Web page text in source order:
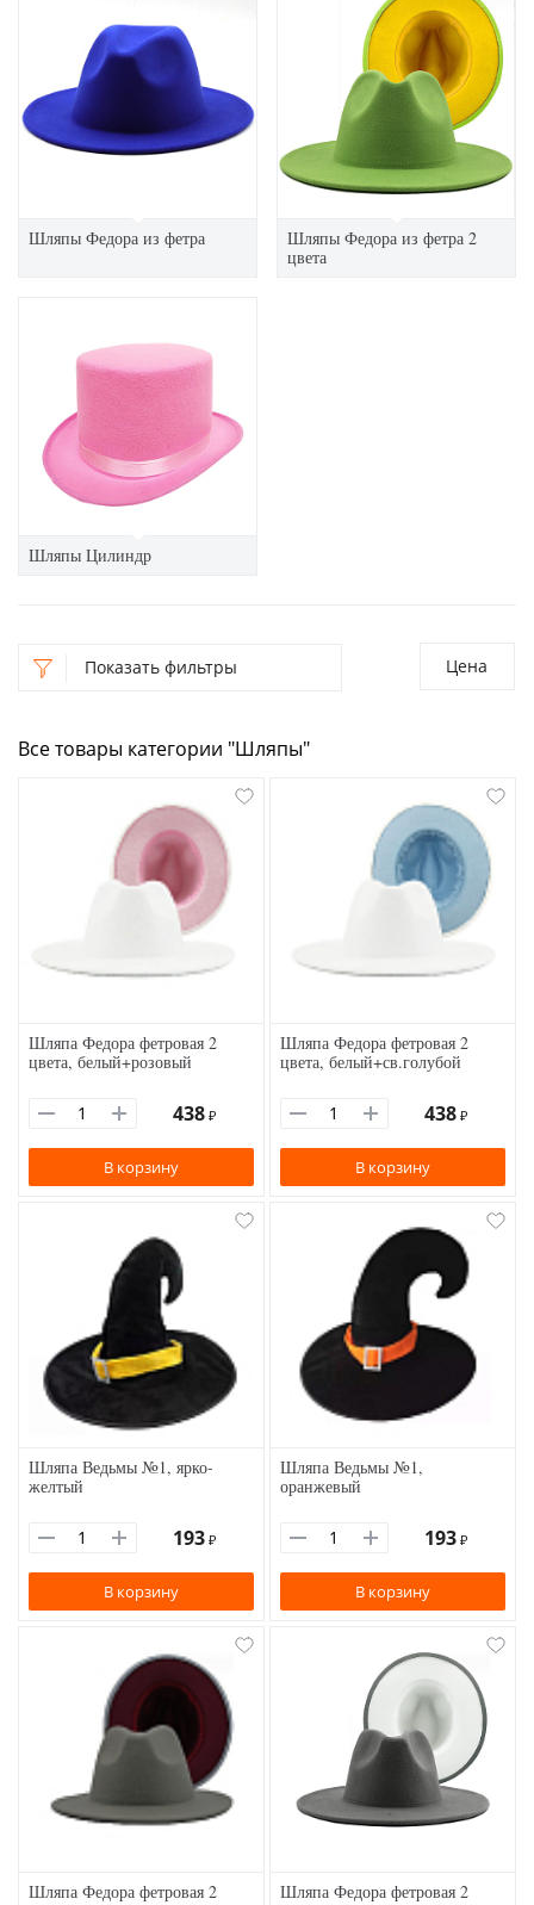
Шляпы Федора из фетра
Шляпы Федора из фетра 2
цвета
Шляпы Цилиндр
Показать фильтры
Все товары категории "Шляпы"
Цена
Шляпа Федора фетровая 2
цвета, белый+розовый
438 ₽
В корзину
Шляпа Федора фетровая 2
цвета, белый+св.голубой
438 ₽
В корзину
Шляпа Ведьмы №1, ярко-
желтый
193 ₽
В корзину
Шляпа Ведьмы №1,
оранжевый
193 ₽
В корзину
Шляпа Федора фетровая 2
Шляпа Федора фетровая 2